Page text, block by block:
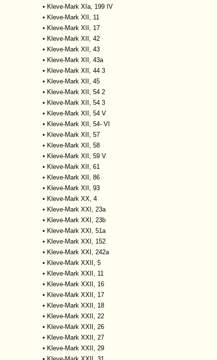
• Kleve-Mark XIa, 199 IV
• Kleve-Mark XII, 11
• Kleve-Mark XII, 17
• Kleve-Mark XII, 42
• Kleve-Mark XII, 43
• Kleve-Mark XII, 43a
• Kleve-Mark XII, 44 3
• Kleve-Mark XII, 45
• Kleve-Mark XII, 54 2
• Kleve-Mark XII, 54 3
• Kleve-Mark XII, 54 V
• Kleve-Mark XII, 54- VI
• Kleve-Mark XII, 57
• Kleve-Mark XII, 58
• Kleve-Mark XII, 59 V
• Kleve-Mark XII, 61
• Kleve-Mark XII, 86
• Kleve-Mark XII, 93
• Kleve-Mark XX, 4
• Kleve-Mark XXI, 23a
• Kleve-Mark XXI, 23b
• Kleve-Mark XXI, 51a
• Kleve-Mark XXI, 152
• Kleve-Mark XXI, 242a
• Kleve-Mark XXII, 5
• Kleve-Mark XXII, 11
• Kleve-Mark XXII, 16
• Kleve-Mark XXII, 17
• Kleve-Mark XXII, 18
• Kleve-Mark XXII, 22
• Kleve-Mark XXII, 26
• Kleve-Mark XXII, 27
• Kleve-Mark XXII, 29